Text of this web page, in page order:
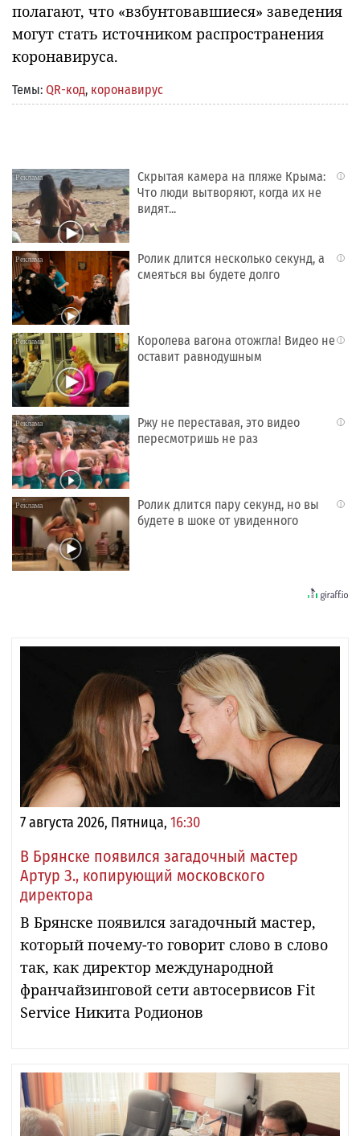
полагают, что «взбунтовавшиеся» заведения
могут стать источником распространения
коронавируса.
Темы: QR-код, коронавирус
i
Скрытая камера на пляже Крыма:
Что люди вытворяют, когда их не
видят...
i
Ролик длится несколько секунд, а
смеяться вы будете долго
i
Королева вагона отожгла! Видео не
оставит равнодушным
i
Ржу не переставая, это видео
пересмотришь не раз
i
Ролик длится пару секунд, но вы
будете в шоке от увиденного
7 августа 2026, Пятница, 16:30
В Брянске появился загадочный мастер
Артур З., копирующий московского
директора
В Брянске появился загадочный мастер,
который почему-то говорит слово в слово
так, как директор международной
франчайзинговой сети автосервисов Fit
Service Никита Родионов